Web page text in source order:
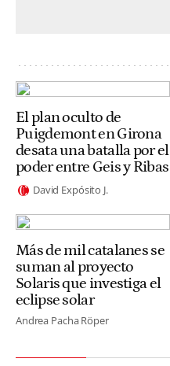
El plan oculto de
Puigdemont en Girona
desata una batalla por el
poder entre Geis y Ribas
David Expósito J.
Más de mil catalanes se
suman al proyecto
Solaris que investiga el
eclipse solar
Andrea Pacha Röper